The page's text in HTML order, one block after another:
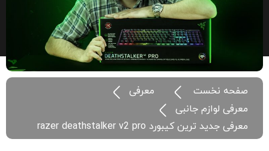
صفحه نخست
معرفی
معرفی لوازم جانبی
معرفی جدید ترین کیبورد razer deathstalker v2 pro